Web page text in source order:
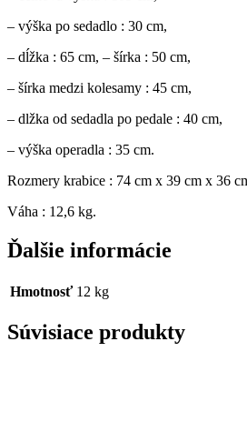
– výška po sedadlo : 30 cm,
– dĺžka : 65 cm, – šírka : 50 cm,
– šírka medzi kolesamy : 45 cm,
– dlžka od sedadla po pedale : 40 cm,
– výška operadla : 35 cm.
Rozmery krabice : 74 cm x 39 cm x 36
Váha : 12,6 kg.
Ďalšie informácie
Hmotnosť 12 kg
Súvisiace produkty